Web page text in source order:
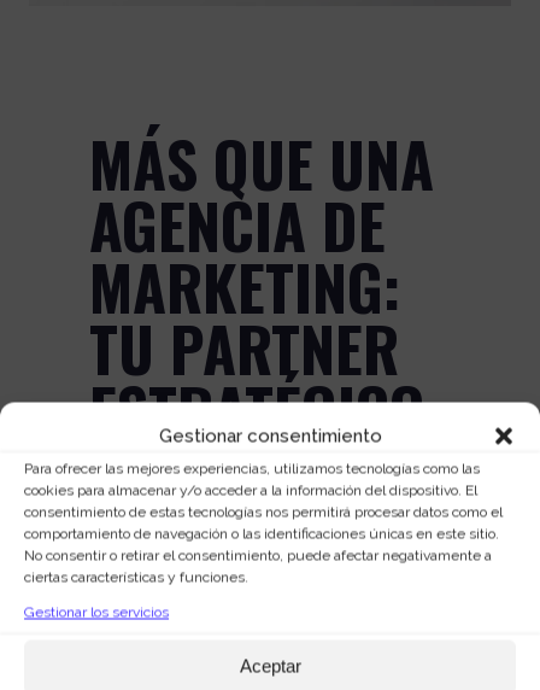
Gestionar consentimiento
Para ofrecer las mejores experiencias, utilizamos tecnologías como las
cookies para almacenar y/o acceder a la información del dispositivo. El
consentimiento de estas tecnologías nos permitirá procesar datos como el
comportamiento de navegación o las identificaciones únicas en este sitio.
No consentir o retirar el consentimiento, puede afectar negativamente a
ciertas características y funciones.
Gestionar los servicios
Aceptar
MÁS QUE UNA
AGENCIA DE
MARKETING:
TU PARTNER
ESTRATÉGICO
PARA CRECER
DENTRO Y
FUERA